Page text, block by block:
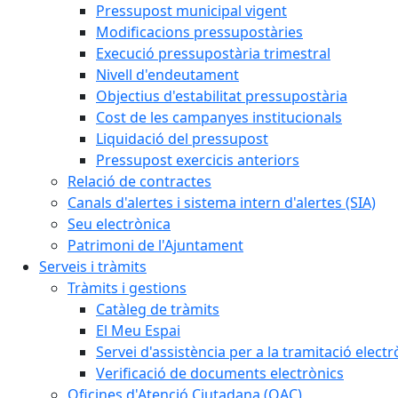
Pressupost municipal vigent
Modificacions pressupostàries
Execució pressupostària trimestral
Nivell d'endeutament
Objectius d'estabilitat pressupostària
Cost de les campanyes institucionals
Liquidació del pressupost
Pressupost exercicis anteriors
Relació de contractes
Canals d'alertes i sistema intern d'alertes (SIA)
Seu electrònica
Patrimoni de l'Ajuntament
Serveis i tràmits
Tràmits i gestions
Catàleg de tràmits
El Meu Espai
Servei d'assistència per a la tramitació
Verificació de documents electrònics